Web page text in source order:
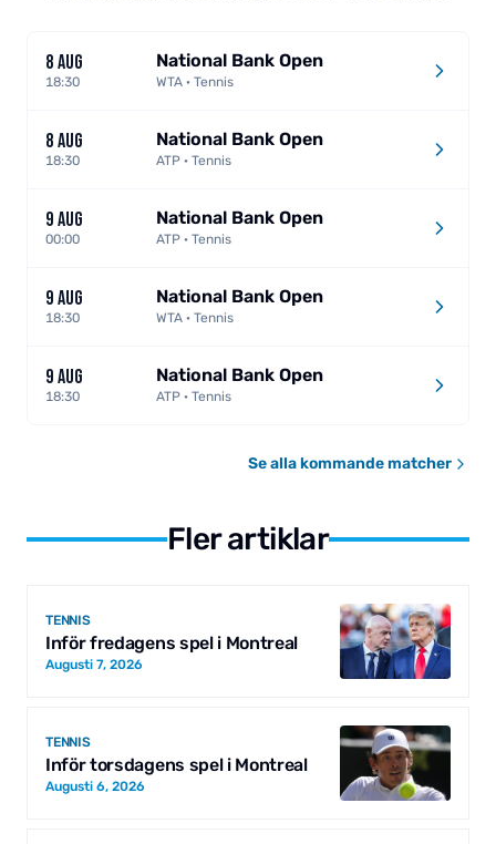
8 AUG
18:30
National Bank Open
WTA · Tennis
8 AUG
18:30
National Bank Open
ATP · Tennis
9 AUG
00:00
National Bank Open
ATP · Tennis
9 AUG
18:30
National Bank Open
WTA · Tennis
9 AUG
18:30
National Bank Open
ATP · Tennis
Se alla kommande matcher
Fler artiklar
TENNIS
Inför fredagens spel i Montreal
Augusti 7, 2026
TENNIS
Inför torsdagens spel i Montreal
Augusti 6, 2026